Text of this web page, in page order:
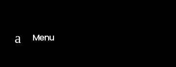
a Menu